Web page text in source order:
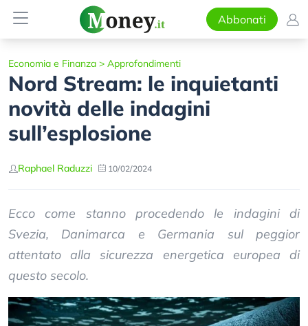
Abbonati
Economia e Finanza > Approfondimenti
Nord Stream: le inquietanti
novità delle indagini
sull’esplosione
Raphael Raduzzi 10/02/2024
Ecco come stanno procedendo le indagini di
Svezia, Danimarca e Germania sul peggior
attentato alla sicurezza energetica europea di
questo secolo.